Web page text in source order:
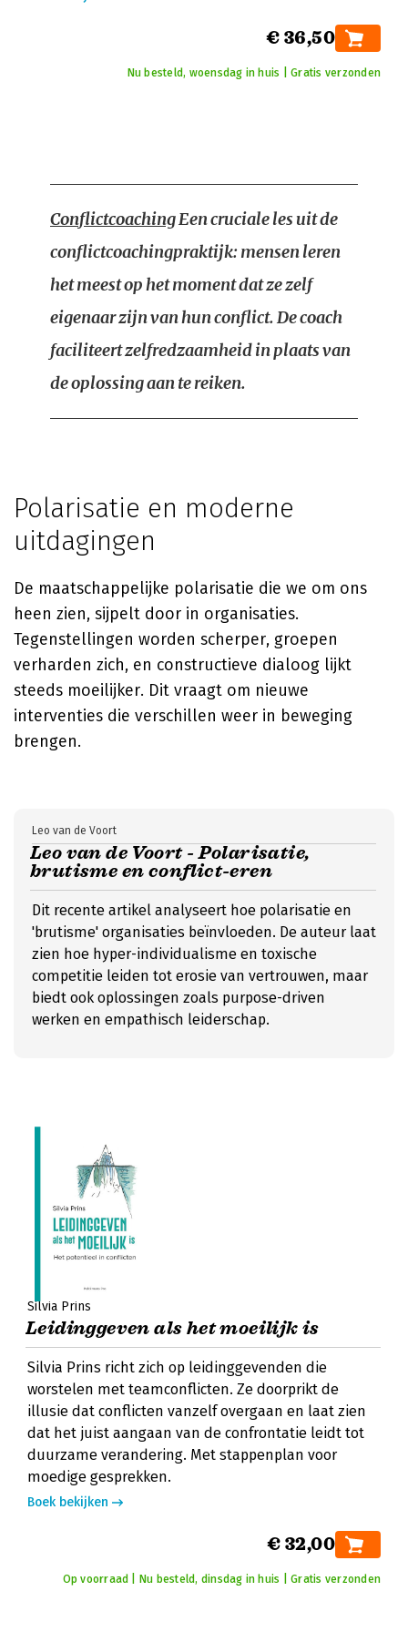
€ 36,50
Nu besteld, woensdag in huis | Gratis verzonden
ConflictcoachingEen cruciale les uit de
conflictcoachingpraktijk: mensen leren
het meest op het moment dat ze zelf
eigenaar zijn van hun conflict. De coach
faciliteert zelfredzaamheid in plaats van
de oplossing aan te reiken.
Polarisatie en moderne
uitdagingen
De maatschappelijke polarisatie die we om ons
heen zien, sijpelt door in organisaties.
Tegenstellingen worden scherper, groepen
verharden zich, en constructieve dialoog lijkt
steeds moeilijker. Dit vraagt om nieuwe
interventies die verschillen weer in beweging
brengen.
Leo van de Voort - Polarisatie,
brutisme en conflict-eren
Leo van de Voort
Dit recente artikel analyseert hoe polarisatie en
'brutisme' organisaties beïnvloeden. De auteur laat
zien hoe hyper-individualisme en toxische
competitie leiden tot erosie van vertrouwen, maar
biedt ook oplossingen zoals purpose-driven
werken en empathisch leiderschap.
Silvia Prins
Leidinggeven als het moeilijk is
Silvia Prins richt zich op leidinggevenden die
worstelen met teamconflicten. Ze doorprikt de
illusie dat conflicten vanzelf overgaan en laat zien
dat het juist aangaan van de confrontatie leidt tot
duurzame verandering. Met stappenplan voor
moedige gesprekken.
Boek bekijken
€ 32,00
Op voorraad | Nu besteld, dinsdag in huis | Gratis verzonden